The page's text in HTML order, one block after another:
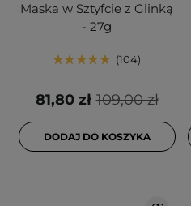
Maska w Sztyfcie z Glinką
- 27g
104
109,00 zł
81,80 zł
DODAJ DO KOSZYKA